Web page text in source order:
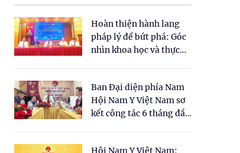
Hoàn thiện hành lang
pháp lý để bứt phá: Góc
nhìn khoa học và thực
cho Luật Y dược cổ
truyền Việt Nam"
Ban Đại diện phía Nam
Hội Nam Y Việt Nam sơ
kết công tác 6 tháng đầu
Hội Nam Y Việt Nam: